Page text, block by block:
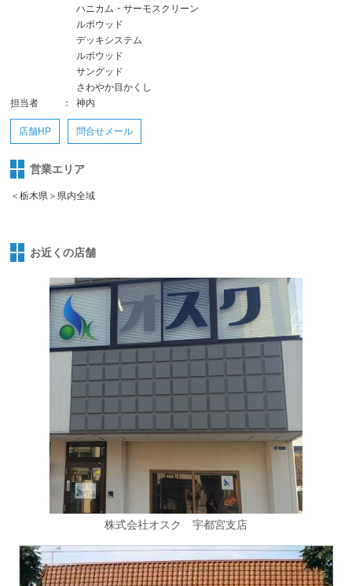
ハニカム・サーモスクリーン
ルポウッド
デッキシステム
ルポウッド
サングッド
さわやか目かくし
担当者
： 神内
店舗HP 問合せメール
営業エリア
＜栃木県＞県内全域
お近くの店舗
株式会社オスク 宇都宮支店